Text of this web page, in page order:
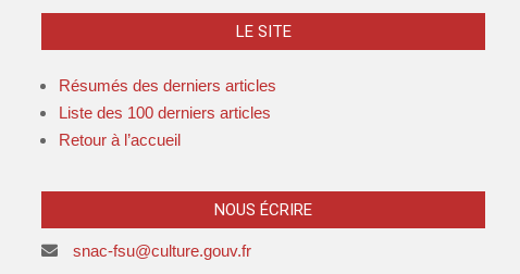
LE SITE
Résumés des derniers articles
Liste des 100 derniers articles
Retour à l’accueil
NOUS ÉCRIRE
snac-fsu@culture.gouv.fr